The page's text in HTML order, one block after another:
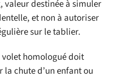
valeur destinée à simuler
et non à autoriser
sur le tablier.
homologué doit
chute d’un enfant ou